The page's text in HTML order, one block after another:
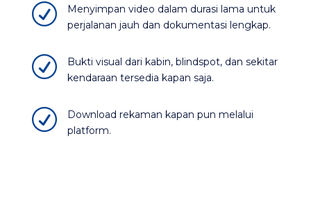
R
Menyimpan video dalam durasi lama untuk
perjalanan jauh dan dokumentasi lengkap​.
R
Bukti visual dari kabin, blindspot, dan sekitar
kendaraan tersedia kapan saja.
R
Download rekaman kapan pun melalui
platform​.